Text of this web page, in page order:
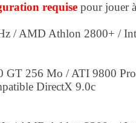
requisepour jouer
/ AMD Athlon 2800+ /
256 Mo / ATI 9800 Pro
DirectX 9.0c